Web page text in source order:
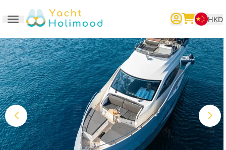
Toggle navigation
繁體中文 English 简体中文
HKD